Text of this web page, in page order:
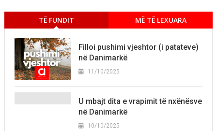
TË FUNDIT MË TË LEXUARA
Filloi pushimi vjeshtor (i patateve)
në Danimarkë
11/10/2025
U mbajt dita e vrapimit të nxënësve
në Danimarkë
10/10/2025